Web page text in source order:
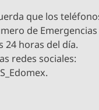
que los
de Emergencias
24 horas del día.
redes sociales: